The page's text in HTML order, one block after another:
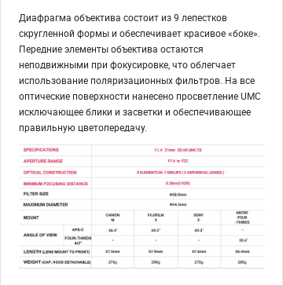
Диафрагма объектива состоит из 9 лепестков
скругленной формы и обеспечивает красивое «боке».
Передние элементы объектива остаются
неподвижными при фокусировке, что облегчает
использование поляризационных фильтров. На все
оптические поверхности нанесено просветление UMC
исключающее блики и засветки и обеспечивающее
правильную цветопередачу.